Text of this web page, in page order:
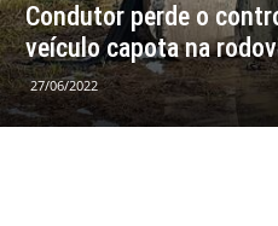
Condutor perde o
veículo capota na
27/06/2022